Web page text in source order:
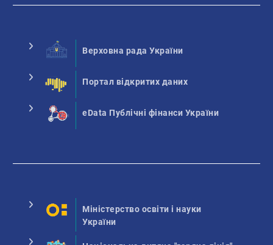
Верховна рада України
Портал відкритих даних
eData Публічні фінанси України
Міністерство освіти і науки
України